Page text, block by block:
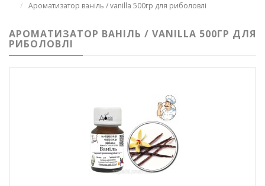
Ароматизатор ваніль / vanilla 500гр для риболовлі
АРОМАТИЗАТОР ВАНІЛЬ / VANILLA 500ГР ДЛЯ
РИБОЛОВЛІ